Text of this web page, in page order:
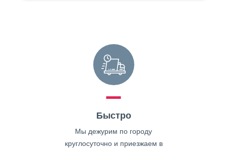
Быстро
Мы дежурим по городу
круглосуточно и приезжаем в